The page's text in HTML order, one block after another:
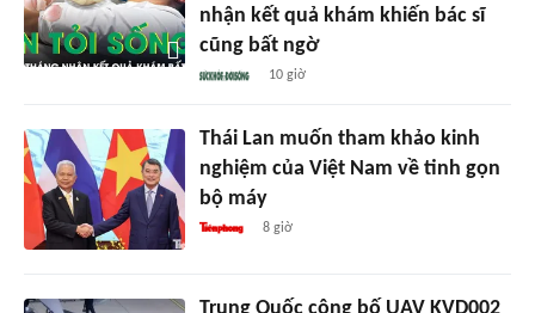
nhận kết quả khám khiến bác sĩ
cũng bất ngờ
10 giờ
Thái Lan muốn tham khảo kinh
nghiệm của Việt Nam về tinh gọn
bộ máy
8 giờ